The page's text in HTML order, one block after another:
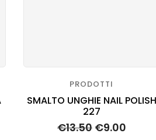
PRODOTTI
SMALTO UNGHIE NAIL POLISH
227
€13.50 €9.00